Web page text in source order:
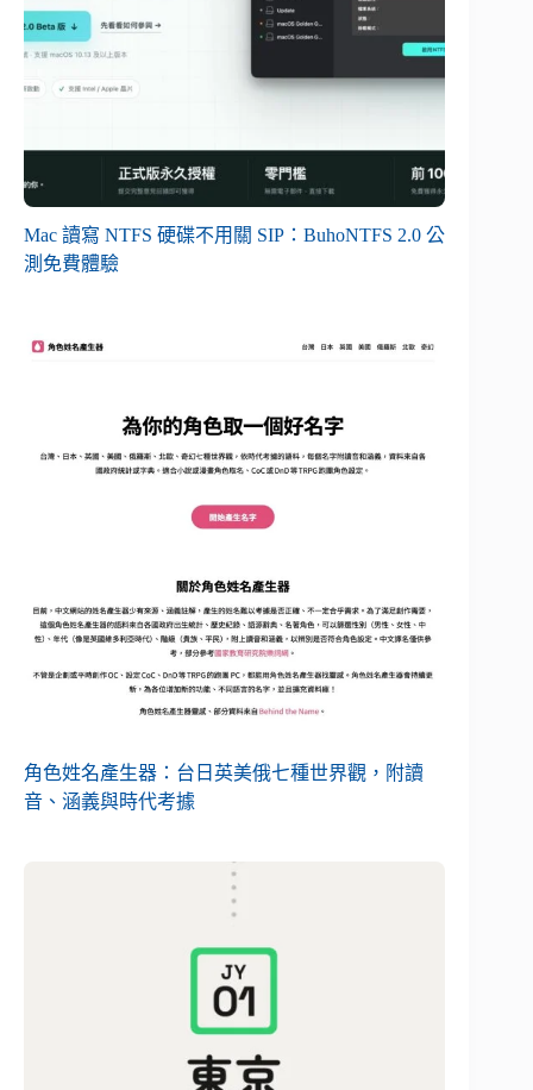
Mac 讀寫 NTFS 硬碟不用關 SIP：BuhoNTFS 2.0 公
測免費體驗
角色姓名產生器：台日英美俄七種世界觀，附讀
音、涵義與時代考據